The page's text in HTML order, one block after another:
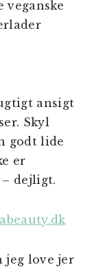
ansigt
Skyl
godt lide
er
dejligt.
jeg love jer